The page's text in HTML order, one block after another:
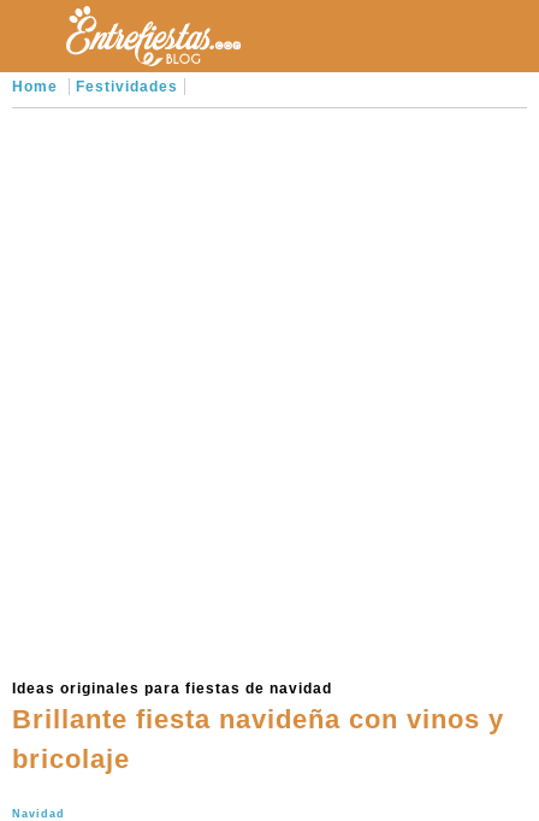
Home Festividades
Ideas originales para fiestas de navidad
Brillante fiesta navideña con vinos y
bricolaje
Navidad